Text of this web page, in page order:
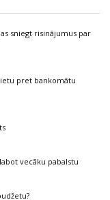
sniegt risinājumus par
pret bankomātu
vecāku pabalstu